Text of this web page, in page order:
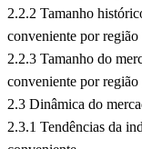
2.2.2 Tamanho
conveniente por
2.2.3 Tamanho do
conveniente por
2.3 Dinâmica do
2.3.1 Tendências da